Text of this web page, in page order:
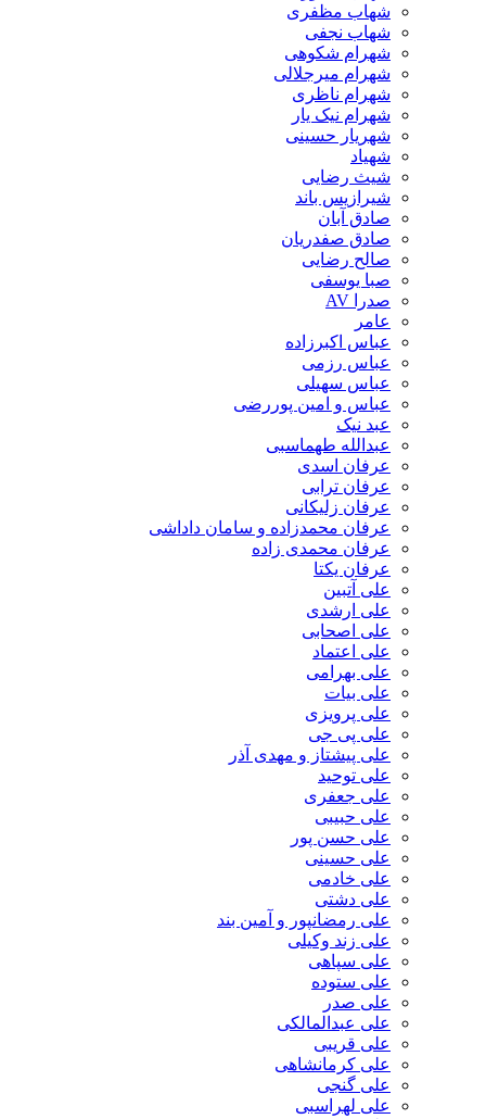
شهاب مظفری
شهاب نجفی
شهرام شکوهی
شهرام میرجلالی
شهرام ناظری
شهرام نیک یار
شهریار حسینی
شهیاد
شیث رضایی
شیرازیس باند
صادق آبان
صادق صفدریان
صالح رضایی
صبا یوسفی
صدرا AV
عامر
عباس اکبرزاده
عباس رزمی
عباس سهیلی
عباس و امین پوررضی
عبد نیک
عبدالله طهماسبی‎
عرفان اسدی
عرفان ترابی
عرفان زلیکانی
عرفان محمدزاده و سامان داداشی
عرفان محمدی زاده
عرفان یکتا
علی آتبین
علی ارشدی
علی اصحابی
علی اعتماد
علی بهرامی
علی بیات
علی پرویزی
علی پی جی
علی پیشتاز و مهدی آذر
علی توحید
علی جعفری
علی حبیبی
علی حسن پور
علی حسینی
علی خادمی
علی دشتی
علی رمضانپور و آمین بند
علی زند وکیلی
علی سپاهی
علی ستوده
علی صدر
علی عبدالمالکی
علی قریبی
علی کرمانشاهی
علی گنجی
علی لهراسبی